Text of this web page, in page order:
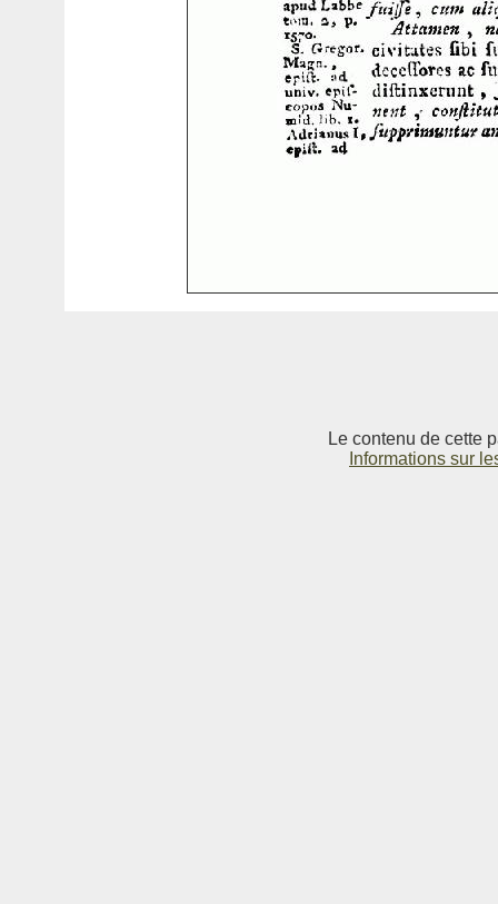
Le contenu de cette
Informations sur